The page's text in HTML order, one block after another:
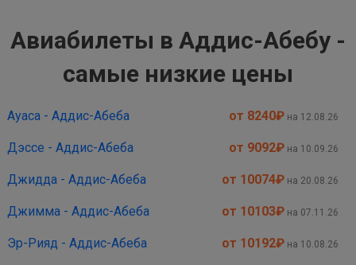
Авиабилеты в Аддис-Абебу -
самые низкие цены
Ауаса - Аддис-Абеба от 8240₽ на 12.08.26
Дэссе - Аддис-Абеба от 9092₽ на 10.09.26
Джидда - Аддис-Абеба от 10074₽ на 20.08.26
Джимма - Аддис-Абеба от 10103₽ на 07.11.26
Эр-Рияд - Аддис-Абеба от 10192₽ на 10.08.26